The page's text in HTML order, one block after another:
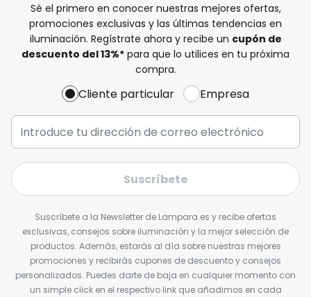
Sé el primero en conocer nuestras mejores ofertas,
promociones exclusivas y las últimas tendencias en
iluminación. Regístrate ahora y recibe un cupón de
descuento del13%* para que lo utilices en tu próxima
compra.
Cliente particular Empresa
Suscríbete
Suscríbete a la Newsletter de Lampara.es y recibe ofertas
exclusivas, consejos sobre iluminación y la mejor selección de
productos. Además, estarás al día sobre nuestras mejores
promociones y recibirás cupones de descuento y consejos
personalizados. Puedes darte de baja en cualquier momento con
un simple click en el respectivo link que añadimos en cada